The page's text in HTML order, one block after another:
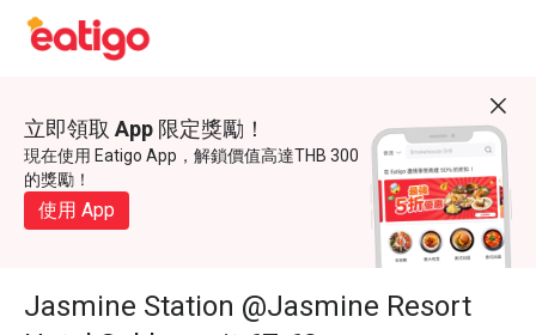
立即領取 App 限定獎勵！
現在使用 Eatigo App，解鎖價值高達THB 300
的獎勵！
使用 App
Jasmine Station @Jasmine Resort